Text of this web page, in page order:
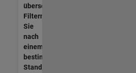
übersetzt.
Filtern
Sie
nach
einem
bestimmten
Standort,